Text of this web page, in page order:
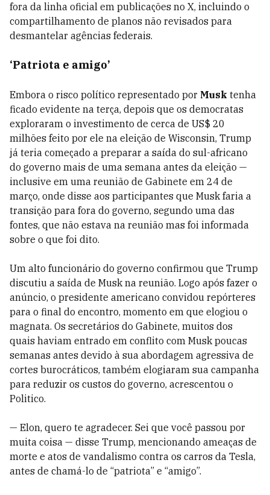
fora da linha oficial em publicações no X, incluindo o
compartilhamento de planos não revisados para
desmantelar agências federais.
‘Patriota e amigo’
Embora o risco político representado por Musk tenha
ficado evidente na terça, depois que os democratas
exploraram o investimento de cerca de US$ 20
milhões feito por ele na eleição de Wisconsin, Trump
já teria começado a preparar a saída do sul-africano
do governo mais de uma semana antes da eleição —
inclusive em uma reunião de Gabinete em 24 de
março, onde disse aos participantes que Musk faria a
transição para fora do governo, segundo uma das
fontes, que não estava na reunião mas foi informada
sobre o que foi dito.
Um alto funcionário do governo confirmou que Trump
discutiu a saída de Musk na reunião. Logo após fazer o
anúncio, o presidente americano convidou repórteres
para o final do encontro, momento em que elogiou o
magnata. Os secretários do Gabinete, muitos dos
quais haviam entrado em conflito com Musk poucas
semanas antes devido à sua abordagem agressiva de
cortes burocráticos, também elogiaram sua campanha
para reduzir os custos do governo, acrescentou o
Politico.
— Elon, quero te agradecer. Sei que você passou por
muita coisa — disse Trump, mencionando ameaças de
morte e atos de vandalismo contra os carros da Tesla,
antes de chamá-lo de “patriota” e “amigo”.